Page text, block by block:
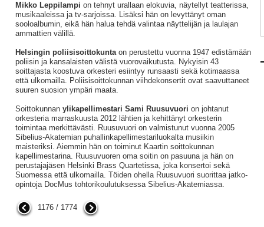
Mikko Leppilampi on tehnyt urallaan elokuvia, näytellyt teatterissa,
musikaaleissa ja tv-sarjoissa. Lisäksi hän on levyttänyt oman
sooloalbumin, eikä hän halua tehdä valintaa näyttelijän ja laulajan
ammattien välillä.
Helsingin poliisisoittokuntaon perustettu vuonna 1947 edistämään
poliisin ja kansalaisten välistä vuorovaikutusta. Nykyisin 43
soittajasta koostuva orkesteri esiintyy runsaasti sekä kotimaassa
että ulkomailla. Poliisisoittokunnan viihdekonsertit ovat saavuttaneet
suuren suosion ympäri maata.
Soittokunnan ylikapellimestari Sami Ruusuvuori on johtanut
orkesteria marraskuusta 2012 lähtien ja kehittänyt orkesterin
toimintaa merkittävästi. Ruusuvuori on valmistunut vuonna 2005
Sibelius-Akatemian puhallinkapellimestariluokalta musiikin
maisteriksi. Aiemmin hän on toiminut Kaartin soittokunnan
kapellimestarina. Ruusuvuoren oma soitin on pasuuna ja hän on
perustajajäsen Helsinki Brass Quartetissa, joka konsertoi sekä
Suomessa että ulkomailla. Töiden ohella Ruusuvuori suorittaa jatko-
opintoja DocMus tohtorikoulutuksessa Sibelius-Akatemiassa.
1176 / 1774